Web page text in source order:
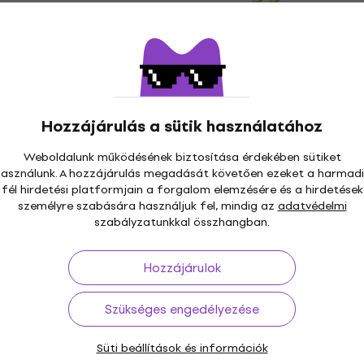
Hozzájárulás a sütik használatához
Weboldalunk működésének biztosítása érdekében sütiket
A hozzájárulás megadását követően ezeket a
fél hirdetési platformjain a forgalom elemzésére és a hirdetések
személyre szabására használjuk fel, mindig az adatvédelmi
szabályzatunkkal összhangban.
Hozzájárulok
Szükséges engedélyezése
Süti beállítások és információk
Percussion ütő
Vater VHT1/2 Timbale 1/2
Hickory Percussion ütő
Percussion ütő
5/5
3 000 Ft
Készleten
L Percussion
MUZMUZ-15
HAPPY HOUR
Meinl G-RM-50 Sonic
Percussion ütő
Percussion ütő
5/5
9 060 Ft
Készleten
Percussion ütő Terre 38010068
Mint új